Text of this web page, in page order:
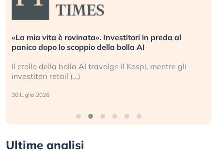
«La mia vita è rovinata». Investitori in preda al
panico dopo lo scoppio della bolla AI
Il crollo della bolla AI travolge il Kospi, mentre gli
investitori retail (…)
30 luglio 2026
Ultime analisi